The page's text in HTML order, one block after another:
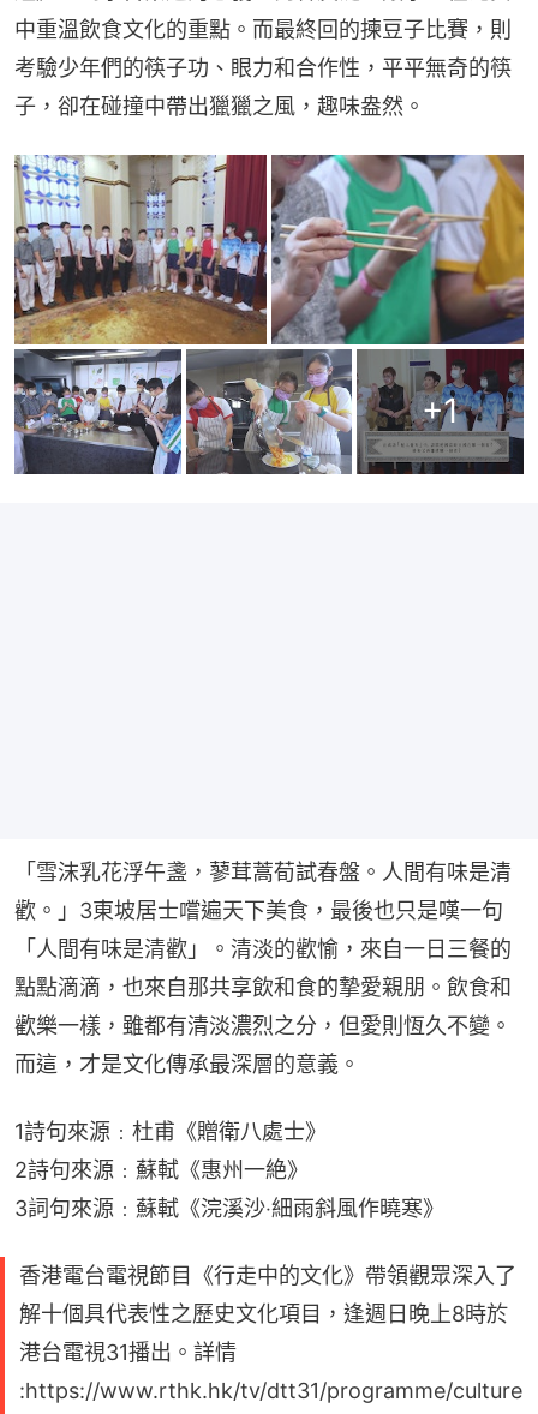
中重溫飲食文化的重點。而最終回的揀豆子比賽，則
考驗少年們的筷子功、眼力和合作性，平平無奇的筷
子，卻在碰撞中帶出獵獵之風，趣味盎然。
+1
「雪沫乳花浮午盞，蓼茸蒿荀試春盤。人間有味是清
歡。」3東坡居士嚐遍天下美食，最後也只是嘆一句
「人間有味是清歡」。清淡的歡愉，來自一日三餐的
點點滴滴，也來自那共享飲和食的摯愛親朋。飲食和
歡樂一樣，雖都有清淡濃烈之分，但愛則恆久不變。
而這，才是文化傳承最深層的意義。
1詩句來源﹕杜甫《贈衛八處士》
2詩句來源﹕蘇軾《惠州一絶》
3詞句來源﹕蘇軾《浣溪沙‧細雨斜風作曉寒》
香港電台電視節目《行走中的文化》帶領觀眾深入了
解十個具代表性之歷史文化項目，逢週日晚上8時於
港台電視31播出。詳情
:https://www.rthk.hk/tv/dtt31/programme/culture